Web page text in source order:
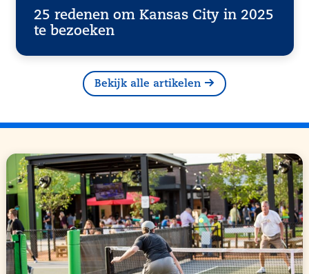
25 redenen om Kansas City in 2025
te bezoeken
Bekijk alle artikelen